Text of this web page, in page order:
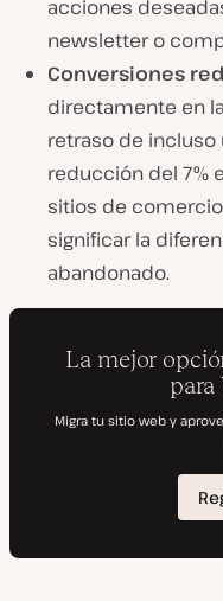
acciones
newsletter o
Conversiones
directamente en
retraso de
reducción del 7%
sitios de
significar la
abandonado.